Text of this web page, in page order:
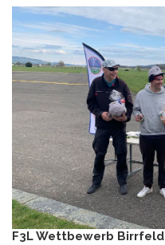
F3L Wettbewerb Birrfeld